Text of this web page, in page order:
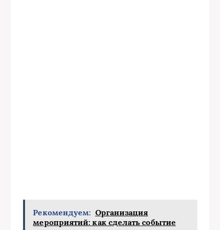
Рекомендуем: Организация
мероприятий: как сделать событие